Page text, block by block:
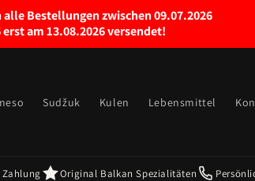
Bestellungen zwischen 09.07.2026
erst am 13.08.2026 versendet!
Sudžuk Kulen Lebensmittel
Zahlung Original Balkan Spezialitäten